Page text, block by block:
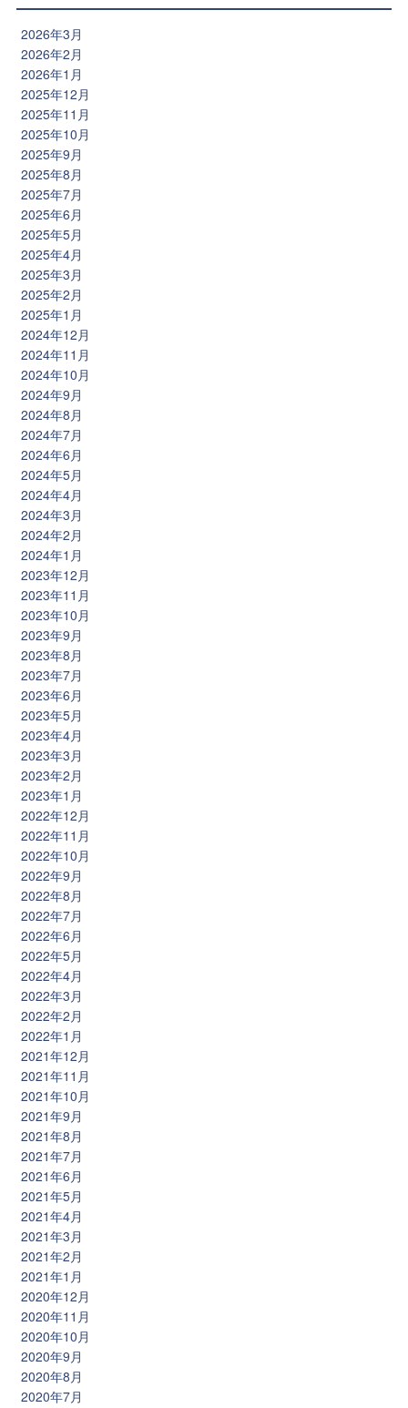
2026年3月
2026年2月
2026年1月
2025年12月
2025年11月
2025年10月
2025年9月
2025年8月
2025年7月
2025年6月
2025年5月
2025年4月
2025年3月
2025年2月
2025年1月
2024年12月
2024年11月
2024年10月
2024年9月
2024年8月
2024年7月
2024年6月
2024年5月
2024年4月
2024年3月
2024年2月
2024年1月
2023年12月
2023年11月
2023年10月
2023年9月
2023年8月
2023年7月
2023年6月
2023年5月
2023年4月
2023年3月
2023年2月
2023年1月
2022年12月
2022年11月
2022年10月
2022年9月
2022年8月
2022年7月
2022年6月
2022年5月
2022年4月
2022年3月
2022年2月
2022年1月
2021年12月
2021年11月
2021年10月
2021年9月
2021年8月
2021年7月
2021年6月
2021年5月
2021年4月
2021年3月
2021年2月
2021年1月
2020年12月
2020年11月
2020年10月
2020年9月
2020年8月
2020年7月